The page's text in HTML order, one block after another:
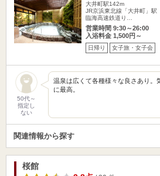
大井町駅142m
JR京浜東北線「大井町」
臨海高速鉄道り…
営業時間 9:30～26:00
入浴料金 1,500円～
日帰り 女子旅・女子会
50代～
指定し
ない
温泉は広くて各種様々な良さあり。
に最高。
関連情報から探す
桜館